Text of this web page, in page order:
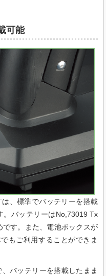
可能
、標準でバッテリーを搭載
。バッテリーはNo,73019 Tx
す。また、電池ボックスが
もご利用することができま
バッテリーを搭載したまま